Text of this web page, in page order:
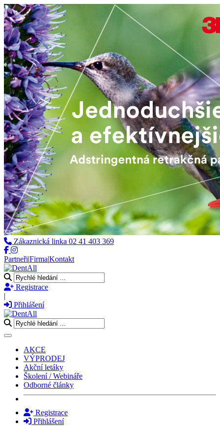
Zákaznická linka 02 41 403 369
Partneři|Firma|Kontakt
Registrace
|
Přihlášení
Toggle navigation
AKCE
VÝPRODEJ
Akční letáky
Školení / Webináře
Odborné články
Registrace
Přihlášení